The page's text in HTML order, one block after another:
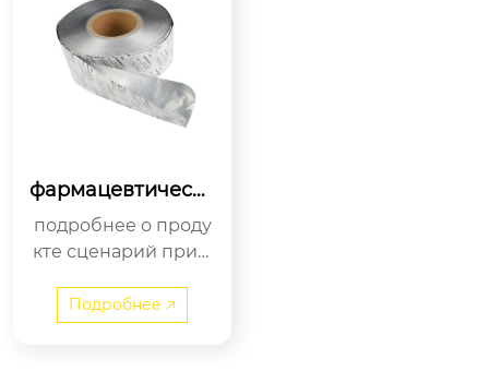
фармацевтическа
я складная упако
вочная пленка
подробнее о проду
кте сценарий прим
ницаемость электр
оники: прецизион
Подробнее 🡥